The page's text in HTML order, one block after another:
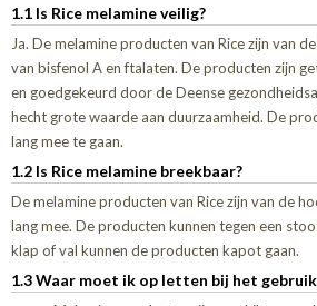
1.1 Is Rice melamine veilig?
Ja. De melamine producten van Rice zijn van
van bisfenol A en ftalaten. De producten zijn
en goedgekeurd door de Deense
hecht grote waarde aan duurzaamheid. De
lang mee te gaan.
1.2 Is Rice melamine breekbaar?
De melamine producten van Rice zijn van de
lang mee. De producten kunnen tegen een
klap of val kunnen de producten kapot gaan.
1.3 Waar moet ik op letten bij het gebruik